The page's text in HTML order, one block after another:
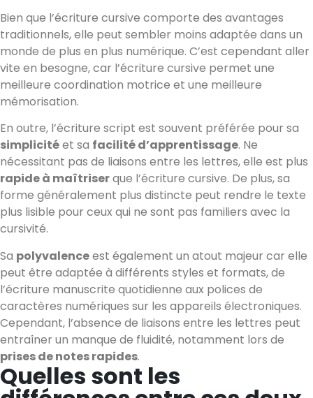
Bien que l’écriture cursive comporte des avantages
traditionnels, elle peut sembler moins adaptée dans un
monde de plus en plus numérique. C’est cependant aller
vite en besogne, car l’écriture cursive permet une
meilleure coordination motrice et une meilleure
mémorisation.
En outre, l’écriture script est souvent préférée pour sa
simplicitéet sa facilité d’apprentissage. Ne
nécessitant pas de liaisons entre les lettres, elle est plus
rapide à maîtriserque l’écriture cursive. De plus, sa
forme généralement plus distincte peut rendre le texte
plus lisible pour ceux qui ne sont pas familiers avec la
cursivité.
Sa polyvalenceest également un atout majeur car elle
peut être adaptée à différents styles et formats, de
l’écriture manuscrite quotidienne aux polices de
caractères numériques sur les appareils électroniques.
Cependant, l’absence de liaisons entre les lettres peut
entraîner un manque de fluidité, notamment lors de
prises de notes rapides.
Quelles sont les